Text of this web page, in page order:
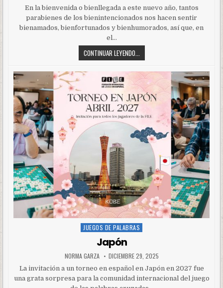
En la bienvenida o bienllegada a este nuevo año, tantos
parabienes de los bienintencionados nos hacen sentir
bienamados, bienfortunados y bienhumorados, así que, en
el…
CONTINUAR LEYENDO...
Posted
JUEGOS DE PALABRAS
Japón
NORMA GARZA DICIEMBRE 29, 2025
La invitación a un torneo en español en Japón en 2027 fue
una grata sorpresa para la comunidad internacional del juego